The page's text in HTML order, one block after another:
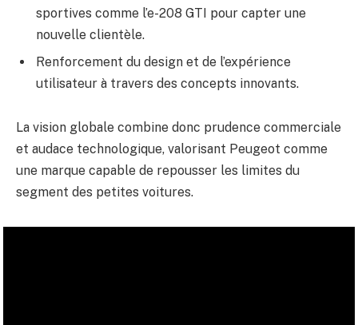
sportives comme l’e-208 GTI pour capter une
nouvelle clientèle.
Renforcement du design et de l’expérience
utilisateur à travers des concepts innovants.
La vision globale combine donc prudence commerciale
et audace technologique, valorisant Peugeot comme
une marque capable de repousser les limites du
segment des petites voitures.